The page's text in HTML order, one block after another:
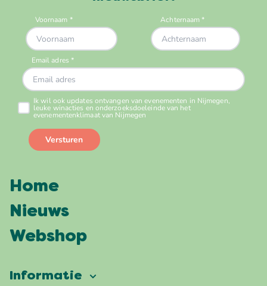
Home
Nieuws
Webshop
Informatie